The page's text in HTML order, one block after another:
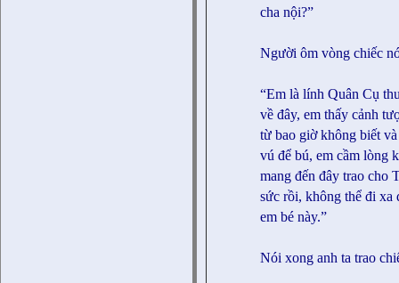
cha nội?”
Người ôm vòng chiếc
“Em là lính Quân Cụ
về đây, em thấy cảnh
từ bao giờ không biết
vú để bú, em cầm lòng
mang đến đây trao cho
sức rồi, không thể đi xa
em bé này.”
Nói xong anh ta trao